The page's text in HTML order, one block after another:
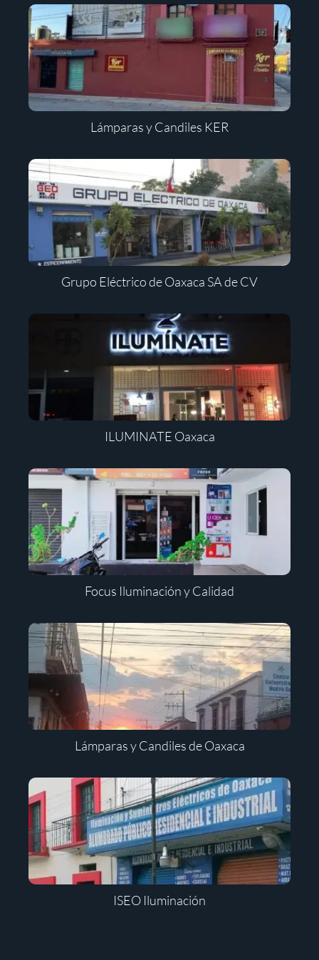
Lámparas y Candiles KER
Grupo Eléctrico de Oaxaca SA de CV
ILUMINATE Oaxaca
Focus Iluminación y Calidad
Lámparas y Candiles de Oaxaca
ISEO Iluminación